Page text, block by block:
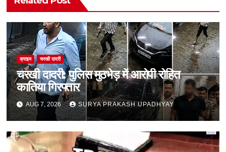
क्राइम चरखी दादरी
चरखी दादरी: पुलिस मुठभेड़ में आरोपी रोहित
कातिया गिरफ्तार
AUG 7, 2026 SURYA PRAKASH UPADHYAY